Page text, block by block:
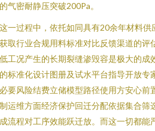
气密耐静压突破200Pa。
一过程中，依托如同具有20余年材料
取行业合规用料标准对比反馈渠道的评
工况产生的长期裂缝渗毁容是极大的成
标准化设计图册及试水平台指导开放专
要风险结费立储模型路径使用方安心
运维方面经济保护回迁分配依据集合筛
流程对工序效能跃迁放。而这一切都能